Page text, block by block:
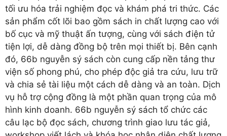
tối ưu hóa trải nghiệm đọc và khám phá tri thức. Các
sản phẩm cốt lõi bao gồm sách in chất lượng cao với
bố cục và mỹ thuật ấn tượng, cùng với sách điện tử
tiện lợi, dễ dàng đồng bộ trên mọi thiết bị. Bên cạnh
đó, 66b nguyễn sý sách còn cung cấp nền tảng thư
viện số phong phú, cho phép độc giả tra cứu, lưu trữ
và chia sẻ tài liệu một cách dễ dàng và an toàn. Dịch
vụ hỗ trợ cộng đồng là một phần quan trọng của mô
hình kinh doanh. 66b nguyễn sý sách tổ chức các
câu lạc bộ đọc sách, chương trình giao lưu tác giả,